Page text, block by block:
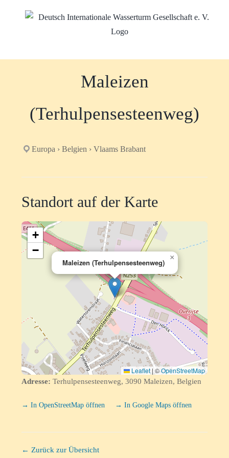
Maleizen
(Terhulpensesteenweg)
Europa › Belgien › Vlaams Brabant
Standort auf der Karte
Maleizen (Terhulpensesteenweg)
×
+
−
Leaflet | ©OpenStreetMap
Adresse: Terhulpensesteenweg, 3090 Maleizen, Belgien
→ In OpenStreetMap öffnen → In Google Maps öffnen
← Zurück zur Übersicht